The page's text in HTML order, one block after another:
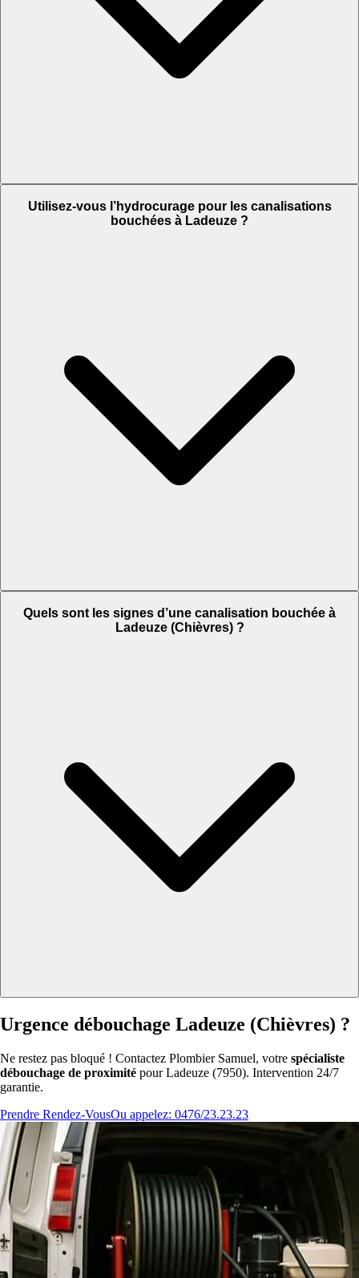
Utilisez-vous l’hydrocurage pour les canalisations
bouchées à Ladeuze ?
Quels sont les signes d’une canalisation bouchée à
Ladeuze (Chièvres) ?
Urgence débouchage Ladeuze (Chièvres) ?
Ne restez pas bloqué ! Contactez Plombier Samuel, votre spécialiste
débouchage de proximité pour Ladeuze (7950). Intervention 24/7
garantie.
Prendre Rendez-VousOu appelez: 0476/23.23.23